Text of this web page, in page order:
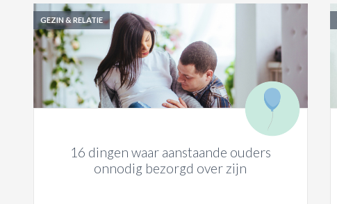
GEZIN & RELATIE
16 dingen waar aanstaande ouders
onnodig bezorgd over zijn